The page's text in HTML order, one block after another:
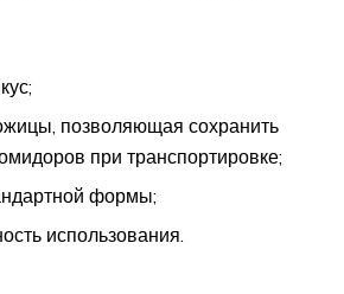
позволяющая сохранить
при транспортировке;
формы;
использования.